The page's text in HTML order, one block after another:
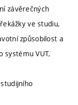
závěrečných
ve studiu,
způsobilost a
systému VUT,